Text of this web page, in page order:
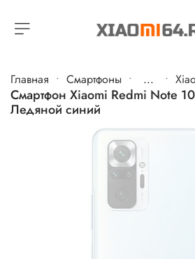
Главная Cмартфоны ...
Смартфон Xiaomi Redmi Note
Ледяной синий